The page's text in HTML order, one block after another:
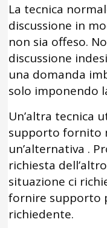
La tecnica
discussione in
non sia offeso.
discussione
una domanda
solo imponendo
Un’altra tecnica
supporto fornito
un’alternativa .
richiesta
situazione ci
fornire supporto
richiedente.